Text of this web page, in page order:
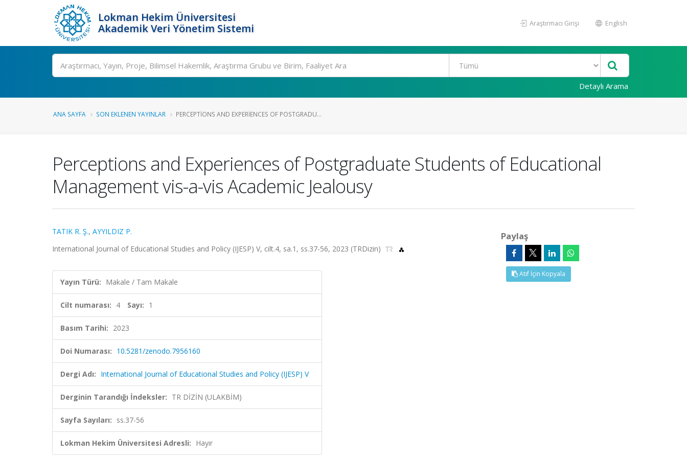
Lokman Hekim Üniversitesi
Akademik Veri Yönetim Sistemi
Araştırmacı Girişi English
Ara
Detaylı Arama
ANA SAYFA SON EKLENEN YAYINLAR PERCEPTIONS AND EXPERIENCES OF POSTGRADU...
Perceptions and Experiences of Postgraduate Students of Educational
Management vis-a-vis Academic Jealousy
TATIK R. Ş., AYYILDIZ P.
International Journal of Educational Studies and Policy (IJESP) V, cilt.4, sa.1, ss.37-56, 2023 (TRDizin)
Yayın Türü: Makale / Tam Makale
Cilt numarası: 4 Sayı: 1
Basım Tarihi: 2023
Doi Numarası: 10.5281/zenodo.7956160
Dergi Adı: International Journal of Educational Studies and Policy (IJESP) V
Derginin Tarandığı İndeksler: TR DİZİN (ULAKBİM)
Sayfa Sayıları: ss.37-56
Lokman Hekim Üniversitesi Adresli: Hayır
Paylaş
Atıf İçin Kopyala